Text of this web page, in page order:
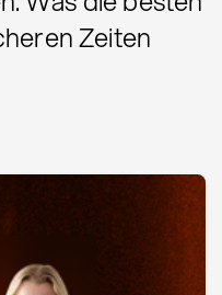
Zeiten